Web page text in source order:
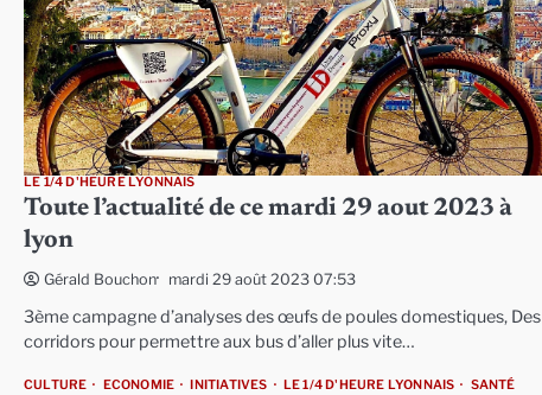
LE 1/4 D'HEURE LYONNAIS
Toute l’actualité de ce mardi 29 aout 2023 à
lyon
Gérald Bouchon mardi 29 août 2023 07:53
3ème campagne d’analyses des œufs de poules domestiques, Des
corridors pour permettre aux bus d’aller plus vite…
CULTURE ECONOMIE INITIATIVES LE 1/4 D'HEURE LYONNAIS SANTÉ